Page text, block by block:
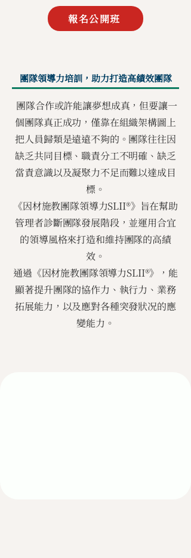
報名公開班
團隊領導力培訓，助力打造高績效團隊
團隊合作或許能讓夢想成真，但要讓一
個團隊真正成功，僅靠在組織架構圖上
把人員歸類是遠遠不夠的。團隊往往因
缺乏共同目標、職責分工不明確、缺乏
當責意識以及凝聚力不足而難以達成目
標。
《因材施教團隊領導力SLII®》旨在幫助
管理者診斷團隊發展階段，並運用合宜
的領導風格來打造和維持團隊的高績
效。
通過《因材施教團隊領導力SLII®》，能
顯著提升團隊的協作力、執行力、業務
拓展能力，以及應對各種突發狀况的應
變能力。